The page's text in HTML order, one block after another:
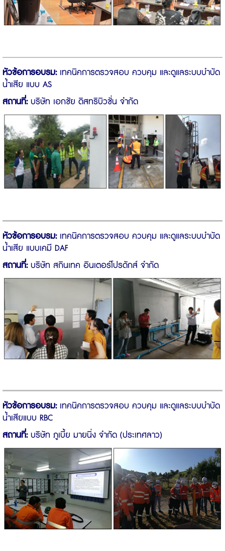
หัวข้อการอบรม:เทคนิคการตรวจสอบ ควบคุม และดูแลระบบบำบัด
น้ำเสีย แบบ AS
สถานที่:บริษัท เอกชัย ดิสทริบิวชั่น จำกัด
หัวข้อการอบรม:เทคนิคการตรวจสอบ ควบคุม และดูแลระบบบำบัด
น้ำเสีย แบบเคมี DAF
สถานที่:บริษัท สกินเทค อินเตอร์โปรดักส์ จำกัด
หัวข้อการอบรม:เทคนิคการตรวจสอบ ควบคุม และดูแลระบบบำบัด
น้ำเสียแบบ RBC
สถานที่:บริษัท ภูเบี้ย มายนิ่ง จำกัด (ประเทศลาว)